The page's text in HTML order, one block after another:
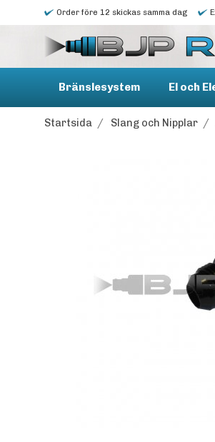
Order före 12 skickas samma dag
Bränslesystem El och
Startsida / Slang och Nipplar /